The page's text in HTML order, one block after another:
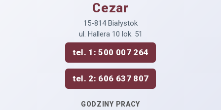
Cezar
15-814 Białystok
ul. Hallera 10 lok. 51
tel. 1: 500 007 264
tel. 2: 606 637 807
GODZINY PRACY